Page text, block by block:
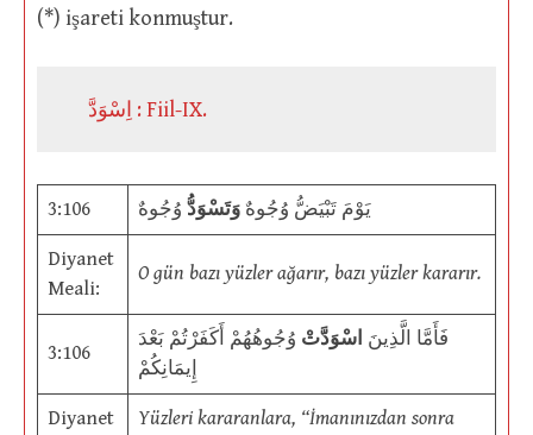
(*) işareti konmuştur.
اِسْوَدَّ : Fiil-IX.
3:106 يَوْمَ تَبْيَضُّ وُجُوهٌ وَتَسْوَدُّوُجُوهٌ
Diyanet
Meali:
O gün bazı yüzler ağarır, bazı yüzler kararır.
3:106
فَأَمَّا الَّذِينَ اسْوَدَّتْ وُجُوهُهُمْ أَكَفَرْتُمْ بَعْدَ
إِيمَانِكُمْ
Diyanet
Yüzleri kararanlara, “İmanınızdan sonra